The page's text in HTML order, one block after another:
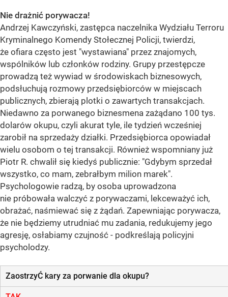
Nie drażnić porywacza!
Andrzej Kawczyński, zastępca naczelnika Wydziału Terroru
Kryminalnego Komendy Stołecznej Policji, twierdzi,
że ofiara często jest "wystawiana" przez znajomych,
wspólników lub członków rodziny. Grupy przestępcze
prowadzą też wywiad w środowiskach biznesowych,
podsłuchują rozmowy przedsiębiorców w miejscach
publicznych, zbierają plotki o zawartych transakcjach.
Niedawno za porwanego biznesmena zażądano 100 tys.
dolarów okupu, czyli akurat tyle, ile tydzień wcześniej
zarobił na sprzedaży działki. Przedsiębiorca opowiadał
wielu osobom o tej transakcji. Również wspomniany już
Piotr R. chwalił się kiedyś publicznie: "Gdybym sprzedał
wszystko, co mam, zebrałbym milion marek".
Psychologowie radzą, by osoba uprowadzona
nie próbowała walczyć z porywaczami, lekceważyć ich,
obrażać, naśmiewać się z żądań. Zapewniając porywacza,
że nie będziemy utrudniać mu zadania, redukujemy jego
agresję, osłabiamy czujność - podkreślają policyjni
psycholodzy.
ZaostrzyĆ kary za porwanie dla okupu?